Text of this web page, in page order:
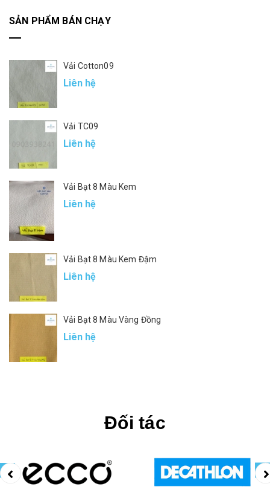
SẢN PHẨM BÁN CHẠY
Vải Cotton09
Liên hệ
Vải TC09
Liên hệ
Vải Bạt 8 Màu Kem
Liên hệ
Vải Bạt 8 Màu Kem Đậm
Liên hệ
Vải Bạt 8 Màu Vàng Đồng
Liên hệ
Đối tác